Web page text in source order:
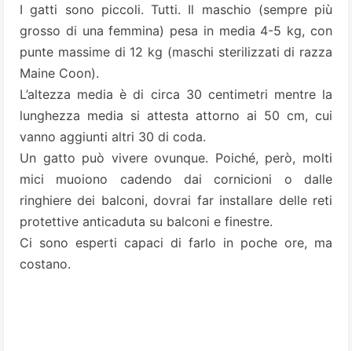
I gatti sono piccoli. Tutti. Il maschio (sempre più
grosso di una femmina) pesa in media 4-5 kg, con
punte massime di 12 kg (maschi sterilizzati di razza
Maine Coon).
L’altezza media è di circa 30 centimetri mentre la
lunghezza media si attesta attorno ai 50 cm, cui
vanno aggiunti altri 30 di coda.
Un gatto può vivere ovunque. Poiché, però, molti
mici muoiono cadendo dai cornicioni o dalle
ringhiere dei balconi, dovrai far installare delle reti
protettive anticaduta su balconi e finestre.
Ci sono esperti capaci di farlo in poche ore, ma
costano.